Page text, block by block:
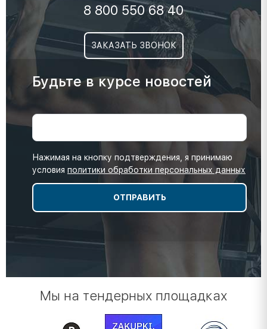
8 800 550 68 40
ЗАКАЗАТЬ ЗВОНОК
Будьте в курсе новостей
Нажимая на кнопку подтверждения, я принимаю
условия политики обработки персональных данных
Мы на тендерных площадках